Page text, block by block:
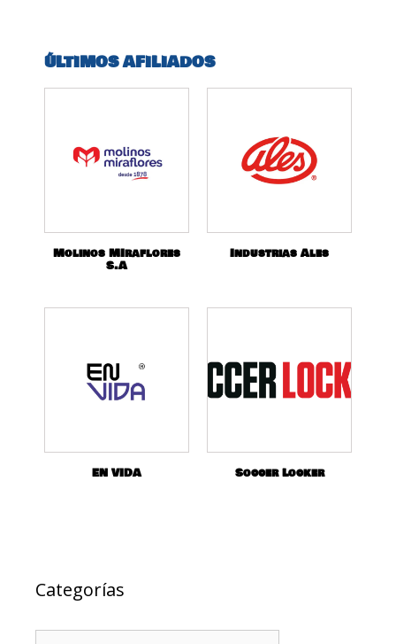
ÚLTIMOS AFILIADOS
Molinos MIraflores
S.A
Industrias Ales
EN VIDA Soccer Locker
Categorías